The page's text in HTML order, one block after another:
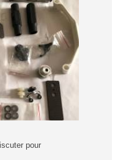
pour